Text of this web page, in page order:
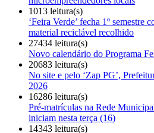
1013 leitura(s)
‘Feira Verde’ fecha 1º semestre
material reciclável recolhido
27434 leitura(s)
Novo calendário do Programa
20683 leitura(s)
No site e pelo ‘Zap PG’,
2026
16286 leitura(s)
Pré-matrículas na Rede
iniciam nesta terça (16)
14343 leitura(s)